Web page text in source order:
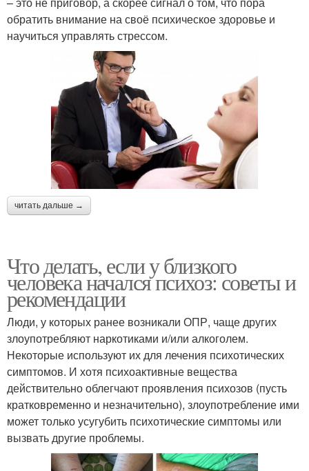
обратить внимание на своё психическое здоровье и
научиться управлять стрессом.
читать дальше →
Что делать, если у близкого
человека начался психоз: советы и
рекомендации
Люди, у которых ранее возникали ОПР, чаще других
злоупотребляют наркотиками и/или алкоголем.
Некоторые используют их для лечения психотических
симптомов. И хотя психоактивные вещества
действительно облегчают проявления психозов (пусть
кратковременно и незначительно), злоупотребление ими
может только усугубить психотические симптомы или
вызвать другие проблемы.